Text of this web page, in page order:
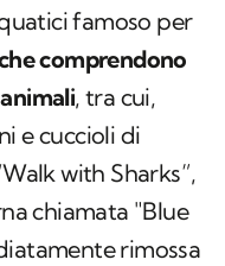
famoso per
comprendono
, tra cui,
e cuccioli di
with Sharks”,
chiamata "Blue
rimossa